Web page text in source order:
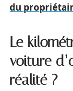
du
Le
voiture
réalité ?